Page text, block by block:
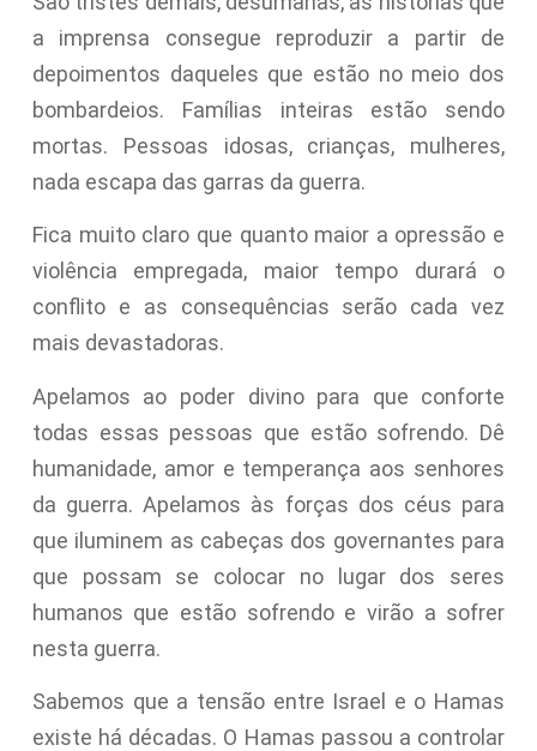
a imprensa consegue reproduzir a partir de
depoimentos daqueles que estão no meio dos
bombardeios. Famílias inteiras estão sendo
mortas. Pessoas idosas, crianças, mulheres,
nada escapa das garras da guerra.
Fica muito claro que quanto maior a opressão e
violência empregada, maior tempo durará o
conflito e as consequências serão cada vez
mais devastadoras.
Apelamos ao poder divino para que conforte
todas essas pessoas que estão sofrendo. Dê
humanidade, amor e temperança aos senhores
da guerra. Apelamos às forças dos céus para
que iluminem as cabeças dos governantes para
que possam se colocar no lugar dos seres
humanos que estão sofrendo e virão a sofrer
nesta guerra.
Sabemos que a tensão entre Israel e o Hamas
existe há décadas. O Hamas passou a controlar